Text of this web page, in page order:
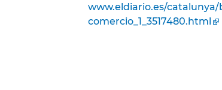
www.eldiario.es/
comercio_1_3517480.html